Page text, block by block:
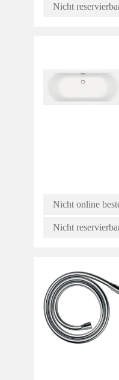
Nicht
Nicht online
Nicht